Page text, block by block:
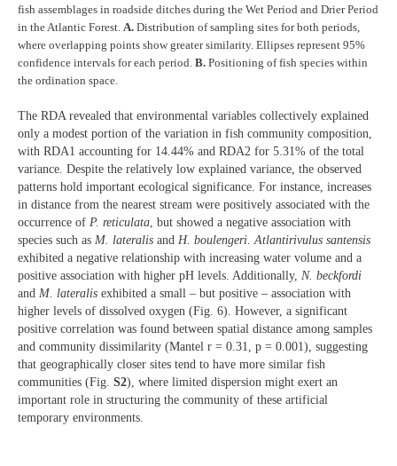
fish assemblages in roadside ditches during the Wet Period and Drier Period
in the Atlantic Forest. A. Distribution of sampling sites for both periods,
where overlapping points show greater similarity. Ellipses represent 95%
confidence intervals for each period. B. Positioning of fish species within
the ordination space.
The RDA revealed that environmental variables collectively explained
only a modest portion of the variation in fish community composition,
with RDA1 accounting for 14.44% and RDA2 for 5.31% of the total
variance. Despite the relatively low explained variance, the observed
patterns hold important ecological significance. For instance, increases
in distance from the nearest stream were positively associated with the
occurrence of P. reticulata , but showed a negative association with
species such as M. lateralis and H. boulengeri Atlantirivulus santensis
exhibited a negative relationship with increasing water volume and a
positive association with higher pH levels. Additionally, N. beckfordi
and M. lateralis exhibited a small – but positive – association with
higher levels of dissolved oxygen (Fig. 6). However, a significant
positive correlation was found between spatial distance among samples
and community dissimilarity (Mantel r = 0.31, p = 0.001), suggesting
that geographically closer sites tend to have more similar fish
communities (Fig. S2), where limited dispersion might exert an
important role in structuring the community of these artificial
temporary environments.